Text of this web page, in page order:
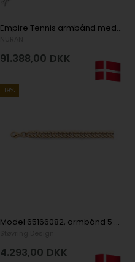
Empire Tennis armbånd med 89 x total 3,80 ct i 14 kt hvidguld
91.388,00 DKK
19%
Model 65166082, armbånd 5 mm bred 19 cm lang i 8 karat guld
4.293,00 DKK